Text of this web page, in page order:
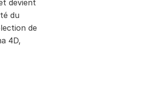
devient
du
de
4D,